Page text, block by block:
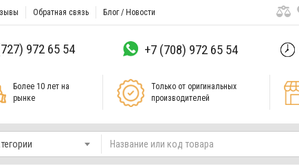
Обратная связь Блог / Новости
972 65 54 +7 (708) 972 65 54
Более 10 лет на
рынке
Только от оригинальных
производителей